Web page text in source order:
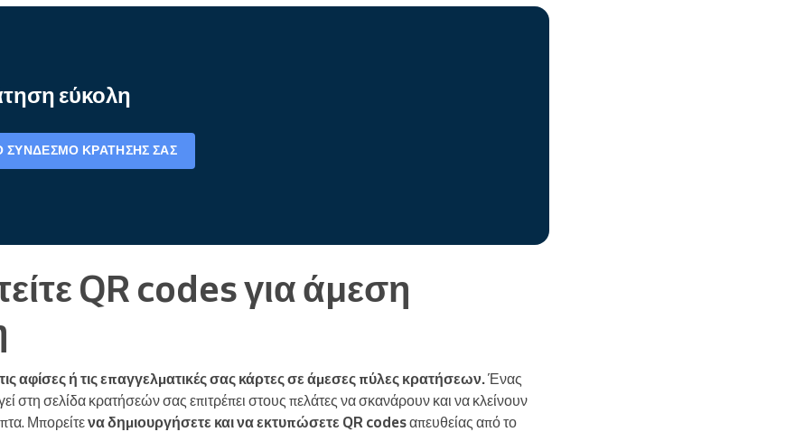
εύκολη
ΣΎΝΔΕΣΜΟ ΚΡΆΤΗΣΗΣ ΣΑΣ
QR codes για άμεση
αφίσες ή τις επαγγελματικές σας κάρτες σε άμεσες πύλες κρατήσεων.Ένας
στη σελίδα κρατήσεών σας επιτρέπει στους πελάτες να σκανάρουν και να κλείνουν
Μπορείτενα δημιουργήσετε και να εκτυπώσετε QR codesαπευθείας από το